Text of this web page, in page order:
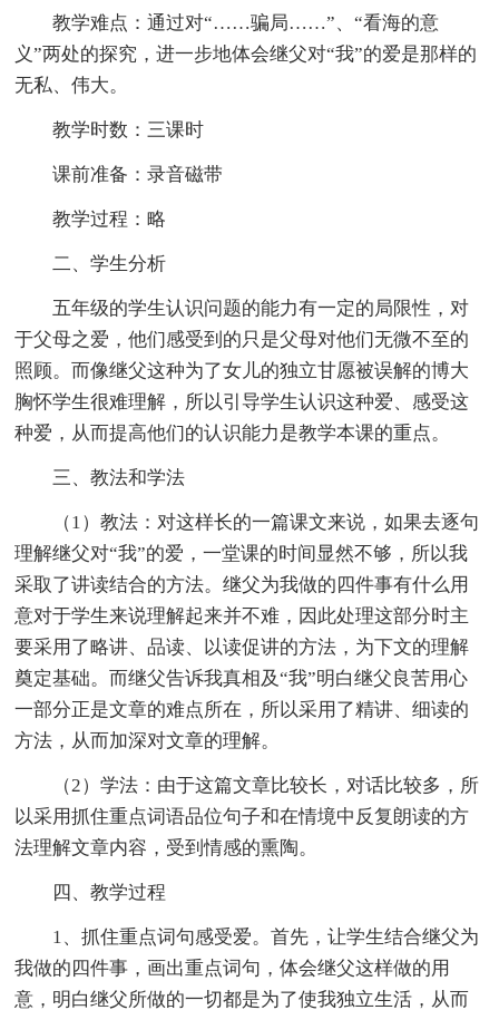
教学难点：通过对“……骗局……”、“看海的意
义”两处的探究，进一步地体会继父对“我”的爱是那样的
无私、伟大。
教学时数：三课时
课前准备：录音磁带
教学过程：略
二、学生分析
五年级的学生认识问题的能力有一定的局限性，对
于父母之爱，他们感受到的只是父母对他们无微不至的
照顾。而像继父这种为了女儿的独立甘愿被误解的博大
胸怀学生很难理解，所以引导学生认识这种爱、感受这
种爱，从而提高他们的认识能力是教学本课的重点。
三、教法和学法
（1）教法：对这样长的一篇课文来说，如果去逐句
理解继父对“我”的爱，一堂课的时间显然不够，所以我
采取了讲读结合的方法。继父为我做的四件事有什么用
意对于学生来说理解起来并不难，因此处理这部分时主
要采用了略讲、品读、以读促讲的方法，为下文的理解
奠定基础。而继父告诉我真相及“我”明白继父良苦用心
一部分正是文章的难点所在，所以采用了精讲、细读的
方法，从而加深对文章的理解。
（2）学法：由于这篇文章比较长，对话比较多，所
以采用抓住重点词语品位句子和在情境中反复朗读的方
法理解文章内容，受到情感的熏陶。
四、教学过程
1、抓住重点词句感受爱。首先，让学生结合继父为
我做的四件事，画出重点词句，体会继父这样做的用
意，明白继父所做的一切都是为了使我独立生活，从而